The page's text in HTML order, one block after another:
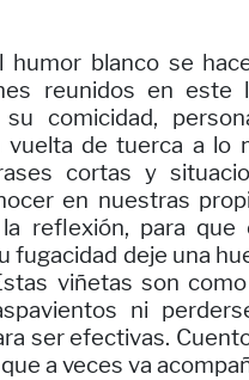
humor blanco se
reunidos en este
comicidad,
de tuerca a lo
cortas y
en nuestras
reflexión, para que
fugacidad deje una
viñetas son
ni
ser efectivas.
a veces va